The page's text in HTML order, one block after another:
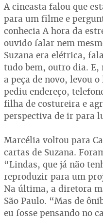
A cineasta falou que
para um filme e
conhecia A hora da
ouvido falar nem
Suzana era elétrica,
tudo bem, outro dia.
a peça de novo, levou
pediu endereço,
filha de costureira e
perspectiva de ir para
Marcélia voltou para
cartas de Suzana.
“Lindas, que já não
reproduzir para um
Na última, a diretora
São Paulo. “Mas de
eu fosse pensando no